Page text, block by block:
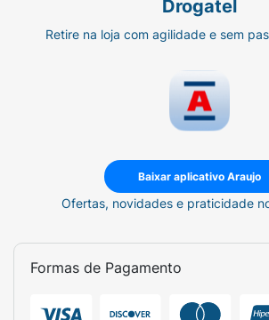
Drogatel
Retire na loja com agilidade e sem
Baixar aplicativo Araujo
Ofertas, novidades e praticidade
Formas de Pagamento